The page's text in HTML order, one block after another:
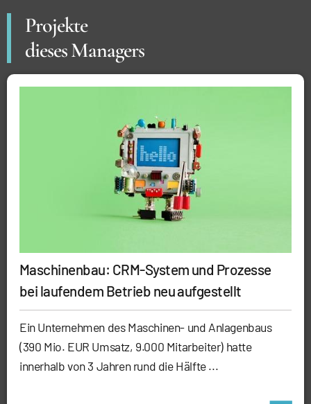
Projekte
dieses Managers
Maschinenbau: CRM-System und Prozesse
bei laufendem Betrieb neu aufgestellt
Ein Unternehmen des Maschinen- und Anlagenbaus
(390 Mio. EUR Umsatz, 9.000 Mitarbeiter) hatte
innerhalb von 3 Jahren rund die Hälfte ...